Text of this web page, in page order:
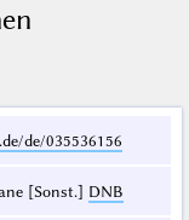
de/035536156
[Sonst.] DNB